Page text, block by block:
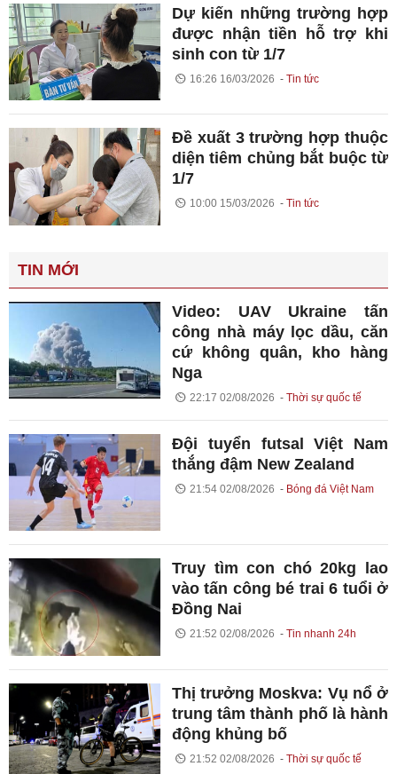
Dự kiến những trường hợp
được nhận tiền hỗ trợ khi
sinh con từ 1/7
16:26 16/03/2026 Tin tức
Đề xuất 3 trường hợp thuộc
diện tiêm chủng bắt buộc từ
1/7
10:00 15/03/2026 Tin tức
TIN MỚI
Video: UAV Ukraine tấn
công nhà máy lọc dầu, căn
cứ không quân, kho hàng
Nga
22:17 02/08/2026 Thời sự quốc tế
Đội tuyển futsal Việt Nam
thắng đậm New Zealand
21:54 02/08/2026 Bóng đá Việt Nam
Truy tìm con chó 20kg lao
vào tấn công bé trai 6 tuổi ở
Đồng Nai
21:52 02/08/2026 Tin nhanh 24h
Thị trưởng Moskva: Vụ nổ ở
trung tâm thành phố là hành
động khủng bố
21:52 02/08/2026 Thời sự quốc tế